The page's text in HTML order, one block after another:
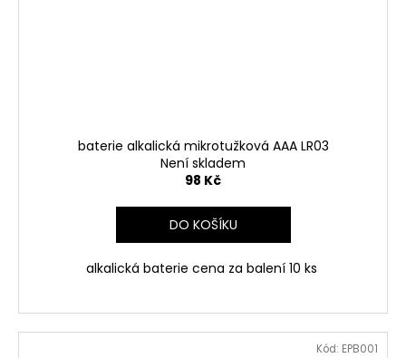
baterie alkalická mikrotužková AAA LR03
Není skladem
98 Kč
DO KOŠÍKU
alkalická baterie cena za balení 10 ks
Kód: EPB001